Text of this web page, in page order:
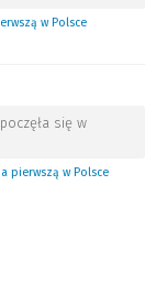
w Polsce
się w
pierwszą w Polsce